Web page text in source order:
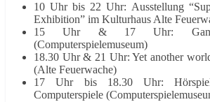
10 Uhr bis 22 Uhr: Ausstellung
Exhibition” im Kulturhaus Alte
15 Uhr & 17 Uhr:
(Computerspielemuseum)
18.30 Uhr & 21 Uhr: Yet another
(Alte Feuerwache)
17 Uhr bis 18.30 Uhr:
Computerspiele